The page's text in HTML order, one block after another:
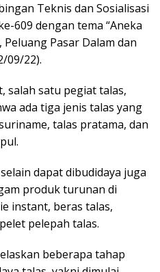
Teknis dan Sosialisasi
609 dengan tema “Aneka
Peluang Pasar Dalam dan
09/22).
salah satu pegiat talas,
ada tiga jenis talas yang
talas pratama, dan
dapat dibudidaya juga
produk turunan di
instant, beras talas,
pelepah talas.
beberapa tahap